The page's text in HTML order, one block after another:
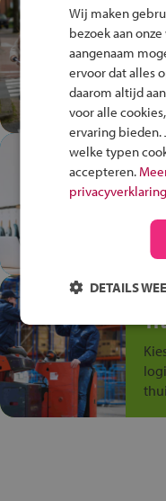
en
In
Wij maken
bezoek aan
aangenaam
ervoor dat alles
daarom altijd
voor alle
ervaring bieden.
welke typen
accepteren.
DETAILS